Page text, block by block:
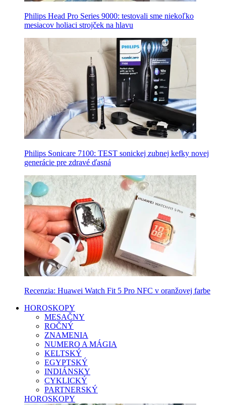
Philips Head Pro Series 9000: testovali sme niekoľko
mesiacov holiaci strojček na hlavu
Philips Sonicare 7100: TEST sonickej zubnej kefky novej
generácie pre zdravé ďasná
Recenzia: Huawei Watch Fit 5 Pro NFC v oranžovej farbe
HOROSKOPY
MESAČNY
ROČNÝ
ZNAMENIA
NUMERO A MÁGIA
KELTSKÝ
EGYPTSKÝ
INDIÁNSKY
CYKLICKÝ
PARTNERSKÝ
HOROSKOPY